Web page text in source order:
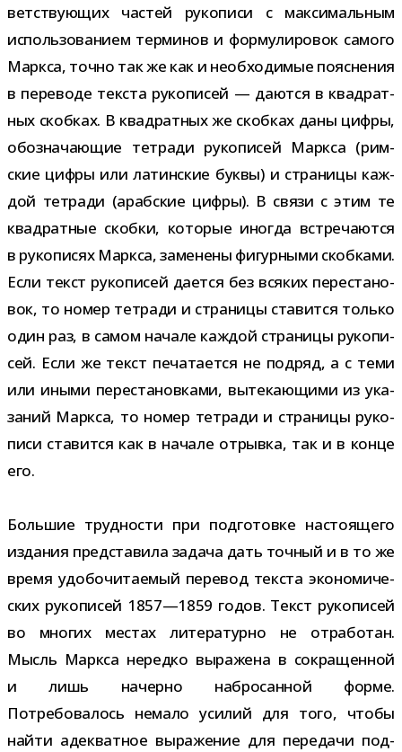
вет­ству­ю­щих частей руко­писи с мак­си­маль­ным
исполь­зо­ва­нием тер­ми­нов и фор­му­ли­ро­вок самого
Маркса, точно так же как и необ­хо­ди­мые пояс­не­ния
в пере­воде тек­ста руко­пи­сей — даются в квад­рат­
ных скоб­ках. В квад­рат­ных же скоб­ках даны цифры,
обо­зна­ча­ю­щие тет­ради руко­пи­сей Маркса (рим­
ские цифры или латин­ские буквы) и стра­ницы каж­
дой тет­ради (араб­ские цифры). В связи с этим те
квад­рат­ные скобки, кото­рые ино­гда встре­ча­ются
в руко­пи­сях Маркса, заме­нены фигур­ными скоб­ками.
Если текст руко­пи­сей дается без вся­ких пере­ста­но­
вок, то номер тет­ради и стра­ницы ста­вится только
один раз, в самом начале каж­дой стра­ницы руко­пи­
сей. Если же текст печа­та­ется не под­ряд, а с теми
или иными пере­ста­нов­ками, выте­ка­ю­щими из ука­
за­ний Маркса, то номер тет­ради и стра­ницы руко­
писи ста­вится как в начале отрывка, так и в конце
его.
Большие труд­но­сти при под­го­товке насто­я­щего
изда­ния пред­ста­вила задача дать точ­ный и в то же
время удо­бо­чи­та­е­мый пере­вод тек­ста эко­но­ми­че­
ских руко­пи­сей 1857—1859 годов. Текст руко­пи­сей
во мно­гих местах лите­ра­турно не отра­бо­тан.
Мысль Маркса нередко выра­жена в сокра­щен­ной
и лишь начерно набро­сан­ной форме.
Потребовалось немало уси­лий для того, чтобы
найти адек­ват­ное выра­же­ние для пере­дачи под­